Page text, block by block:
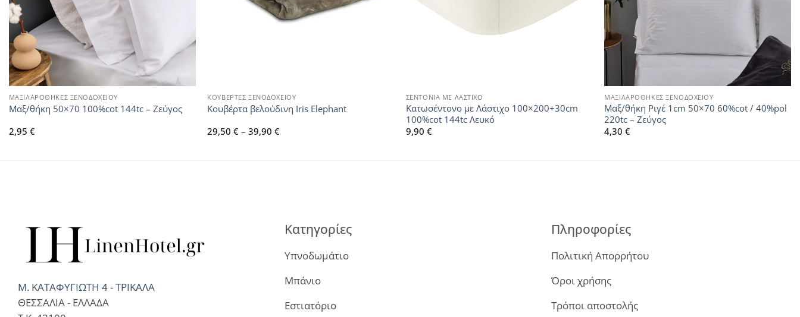
ΜΑΞΙΛΑΡΟΘΗΚΕΣ ΞΕΝΟΔΟΧΕΙΟΥ
Μαξ/θήκη 50×70 100%cot 144tc – Ζεύγος
2,95 €
ΚΟΥΒΕΡΤΕΣ ΞΕΝΟΔΟΧΕΙΟΥ
Κουβέρτα βελούδινη Iris Elephant
29,50€ – 39,90€Price
ΣΕΝΤΟΝΙΑ ΜΕ ΛΑΣΤΙΧΟ
Κατωσέντονο με Λάστιχο 100×200+30cm
100%cot 144tc Λευκό
9,90 €
ΜΑΞΙΛΑΡΟΘΗΚΕΣ ΞΕΝΟΔΟΧΕΙΟΥ
Μαξ/θήκη Ριγέ 1cm 50×70 60%cot / 40%pol
220tc – Ζεύγος
4,30€
Μ. ΚΑΤΑΦΥΓΙΩΤΗ 4 - ΤΡΙΚΑΛΑ
ΘΕΣΣΑΛΙΑ - ΕΛΛΑΔΑ
Κατηγορίες
Υπνοδωμάτιο
Μπάνιο
Εστιατόριο
Πληροφορίες
Πολιτική Απορρήτου
Όροι χρήσης
Τρόποι αποστολής